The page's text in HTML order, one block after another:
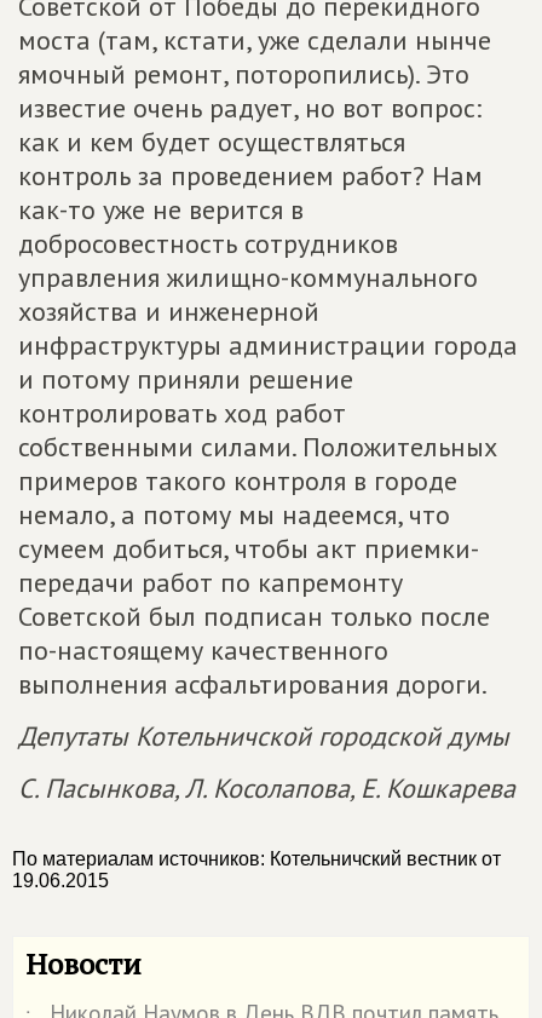
моста (там, кстати, уже сделали нынче
ямочный ремонт, поторопились). Это
известие очень радует, но вот вопрос:
как и кем будет осуществляться
контроль за проведением работ? Нам
как-то уже не верится в
добросовестность сотрудников
управления жилищно-коммунального
хозяйства и инженерной
инфраструктуры администрации города
и потому приняли решение
контролировать ход работ
собственными силами. Положительных
примеров такого контроля в городе
немало, а потому мы надеемся, что
сумеем добиться, чтобы акт приемки-
передачи работ по капремонту
Советской был подписан только после
по-настоящему качественного
выполнения асфальтирования дороги.
Депутаты Котельничской городской думы
С. Пасынкова, Л. Косолапова, Е. Кошкарева
По материалам источников: Котельничский вестник от
19.06.2015
Новости